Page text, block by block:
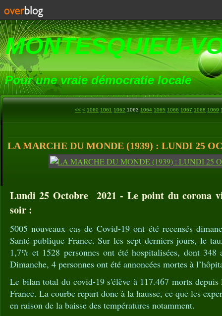
MONTESQUIEU-
Pour une vraie démocratie locale
<< < 1000
1010
1020
1030
1040
1050
1060 1061 1062 1063 1064 1065 1066 1067 1068 1069
LA MARCHE DU MONDE (1939) : LUNDI 25
Lundi 25 Octobre 2021 - Le point du corona
soir :
5005 nouveaux cas de Covid-19 ont été recensés
Santé publique France. Sur les sept derniers jours, le
1,7% et 1528 personnes ont été hospitalisées, dont
Dimanche, 4 personnes ont été annoncées mortes à
Le bilan total du covid-19 s'élève à 117.467 morts
France. La courbe repart donc à la hausse, ce que les
en raison de la baisse des températures notamment.